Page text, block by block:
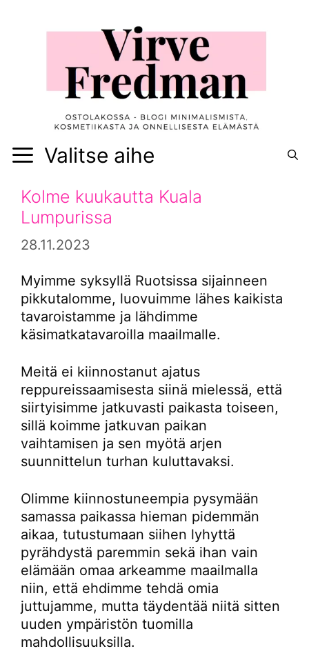
Valitse aihe
Kolme kuukautta Kuala
Lumpurissa
28.11.2023
Myimme syksyllä Ruotsissa sijainneen
pikkutalomme, luovuimme lähes kaikista
tavaroistamme ja lähdimme
käsimatkatavaroilla maailmalle.
Meitä ei kiinnostanut ajatus
reppureissaamisesta siinä mielessä, että
siirtyisimme jatkuvasti paikasta toiseen,
sillä koimme jatkuvan paikan
vaihtamisen ja sen myötä arjen
suunnittelun turhan kuluttavaksi.
Olimme kiinnostuneempia pysymään
samassa paikassa hieman pidemmän
aikaa, tutustumaan siihen lyhyttä
pyrähdystä paremmin sekä ihan vain
elämään omaa arkeamme maailmalla
niin, että ehdimme tehdä omia
juttujamme, mutta täydentää niitä sitten
uuden ympäristön tuomilla
mahdollisuuksilla.